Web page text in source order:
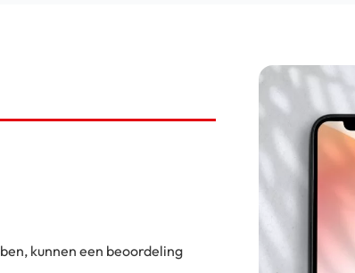
kunnen een beoordeling